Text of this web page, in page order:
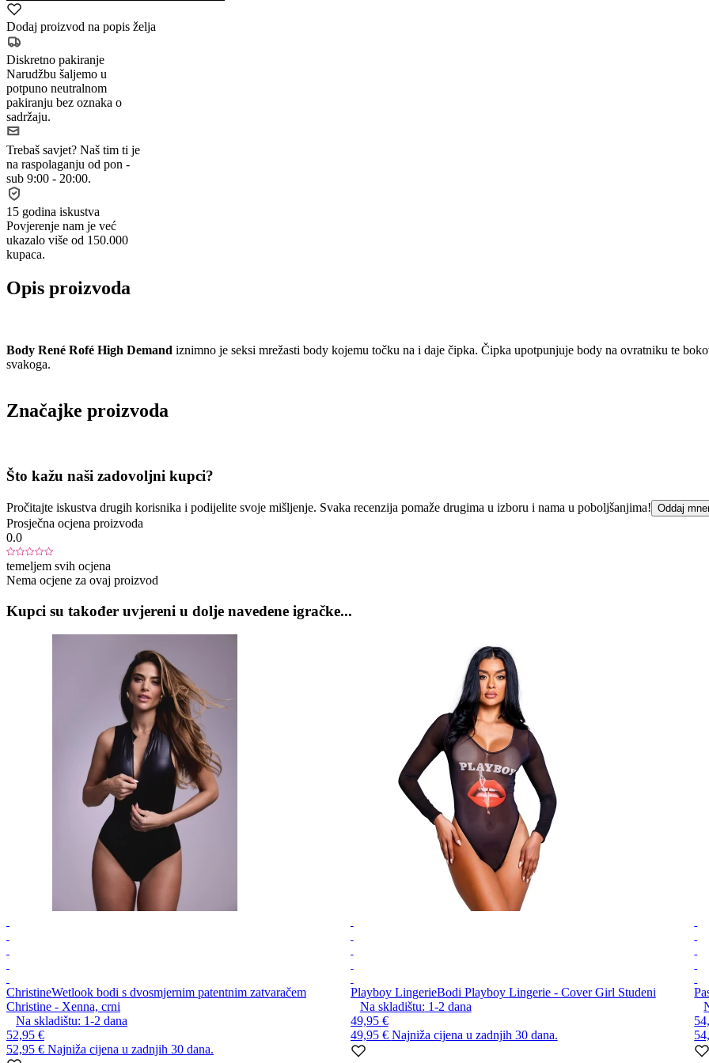
Dodaj proizvod na popis želja
Diskretno pakiranje
Narudžbu šaljemo u
potpuno neutralnom
pakiranju bez oznaka o
sadržaju.
Trebaš savjet? Naš tim ti je
na raspolaganju od pon -
sub 9:00 - 20:00.
15 godina iskustva
Povjerenje nam je već
ukazalo više od 150.000
kupaca.
Opis proizvoda
Body René Rofé High Demand iznimno je seksi mrežasti body kojemu točku na i daje čipka. Čipka upotpunjuje body na ovratniku te
svakoga.
Značajke proizvoda
Što kažu naši zadovoljni kupci?
Pročitajte iskustva drugih korisnika i podijelite svoje mišljenje. Svaka recenzija pomaže drugima u izboru i nama u poboljšanjima! Oddaj
Prosječna ocjena proizvoda
0.0
temeljem svih ocjena
Nema ocjene za ovaj proizvod
Kupci su također uvjereni u dolje navedene igračke...
ChristineWetlook bodi s dvosmjernim patentnim zatvaračem
Christine - Xenna, crni
Na skladištu: 1-2 dana
52,95 €
52,95 € Najniža cijena u zadnjih 30 dana.
Playboy LingerieBodi Playboy Lingerie - Cover Girl Studeni
Na skladištu: 1-2 dana
49,95 €
49,95 € Najniža cijena u zadnjih 30 dana.